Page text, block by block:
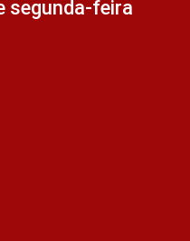
segunda-feira